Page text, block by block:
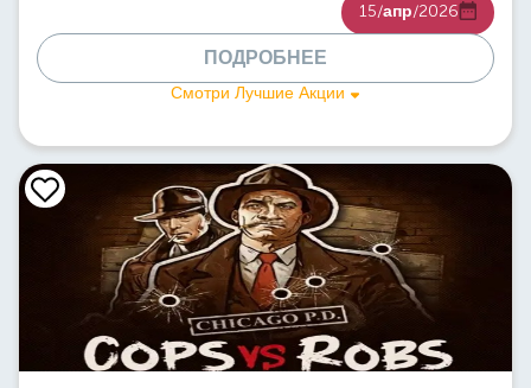
15/апр/2026
ПОДРОБНЕЕ
Смотри Лучшие Акции